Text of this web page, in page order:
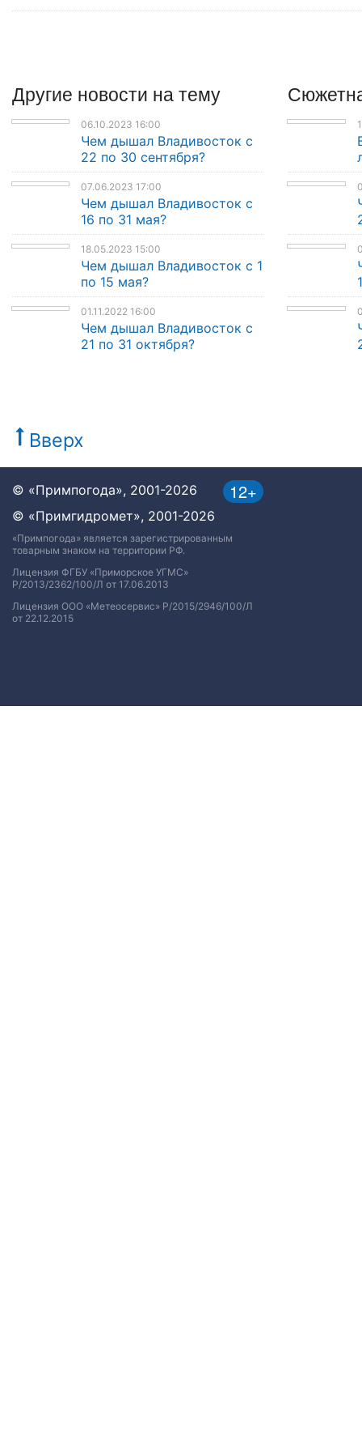
Другие новости на тему
06.10.2023 16:00
Чем дышал Владивосток с
22 по 30 сентября?
07.06.2023 17:00
Чем дышал Владивосток с
16 по 31 мая?
18.05.2023 15:00
Чем дышал Владивосток с 1
по 15 мая?
01.11.2022 16:00
Чем дышал Владивосток с
21 по 31 октября?
Вверх
12+
© «Примпогода», 2001-2026
© «Примгидромет», 2001-2026
«Примпогода» является зарегистрированным
товарным знаком на территории РФ.
Лицензия ФГБУ «Приморское УГМС»
Р/2013/2362/100/Л от 17.06.2013
Лицензия ООО «Метеосервис» Р/2015/2946/100/Л
от 22.12.2015